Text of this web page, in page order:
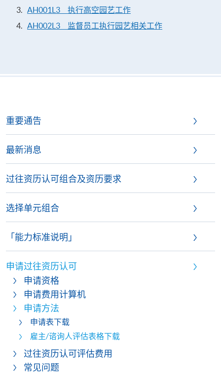
AH001L3 执行高空园艺工作
AH002L3 监督员工执行园艺相关工作
重要通告
最新消息
过往资历认可组合及资历要求
选择单元组合
「能力标准说明」
申请过往资历认可
申请资格
申请费用计算机
申请方法
申请表下载
雇主/谘询人评估表格下载
过往资历认可评估费用
常见问题